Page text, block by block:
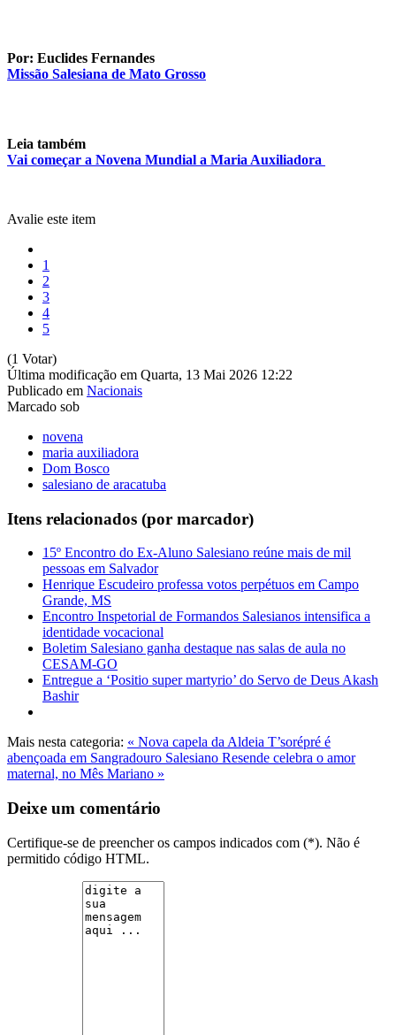
Por: Euclides Fernandes
Missão Salesiana de Mato Grosso
Leia também
Vai começar a Novena Mundial a Maria Auxiliadora
Avalie este item
1
2
3
4
5
(1 Votar)
Última modificação em Quarta, 13 Mai 2026 12:22
Publicado em Nacionais
Marcado sob
novena
maria auxiliadora
Dom Bosco
salesiano de aracatuba
Itens relacionados (por marcador)
15º Encontro do Ex-Aluno Salesiano reúne mais de mil
pessoas em Salvador
Henrique Escudeiro professa votos perpétuos em Campo
Grande, MS
Encontro Inspetorial de Formandos Salesianos intensifica a
identidade vocacional
Boletim Salesiano ganha destaque nas salas de aula no
CESAM-GO
Entregue a ‘Positio super martyrio’ do Servo de Deus Akash
Bashir
Mais nesta categoria: « Nova capela da Aldeia T’sorépré é
abençoada em Sangradouro Salesiano Resende celebra o amor
maternal, no Mês Mariano »
Deixe um comentário
Certifique-se de preencher os campos indicados com (*). Não é
permitido código HTML.